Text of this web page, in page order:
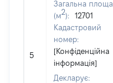
5
Загальна площа
(м2):
12701
Кадастровий
номер:
[Конфіденційна
інформація]
Декларує: